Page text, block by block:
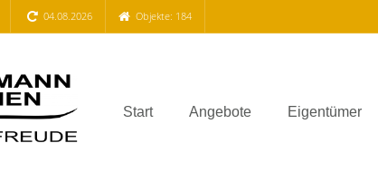
04.08.2026 Objekte: 184
Start Angebote Eigentümer